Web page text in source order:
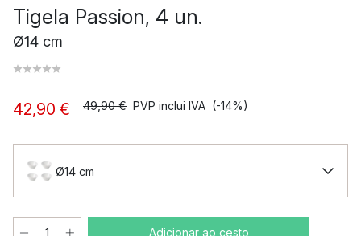
Tigela Passion, 4 un.
Ø14 cm
42,90 € 49,90 € PVP inclui IVA (-14%)
Ø14 cm
Adicionar ao cesto